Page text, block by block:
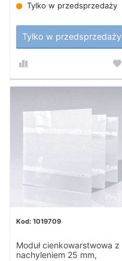
Tylko w przedsprzedaży
Tylko w przedsprzedaży
1019709
Moduł cienkowarstwowa z
nachyleniem 25 mm,